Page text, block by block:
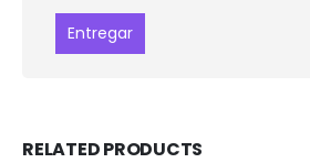
RELATED PRODUCTS